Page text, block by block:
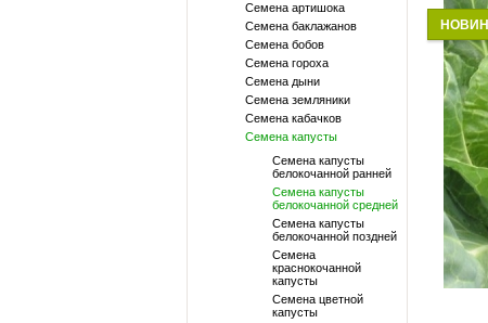
Семена артишока
Семена баклажанов
Семена бобов
Семена гороха
Семена дыни
Семена земляники
Семена кабачков
Семена капусты
Семена капусты
белокочанной ранней
Семена капусты
белокочанной средней
Семена капусты
белокочанной поздней
Семена
краснокочанной
капусты
Семена цветной
капусты